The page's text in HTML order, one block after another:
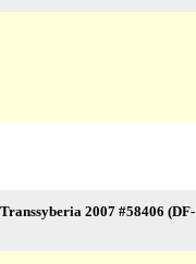
2007 #58406 (DF-